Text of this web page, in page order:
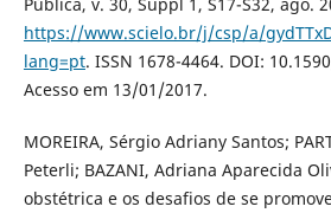
https://www.scielo.br/j/csp/a/
lang=pt. ISSN 1678-4464. DOI:
Acesso em 13/01/2017.
MOREIRA, Sérgio Adriany Santos;
Peterli; BAZANI, Adriana Aparecida
obstétrica e os desafios de se